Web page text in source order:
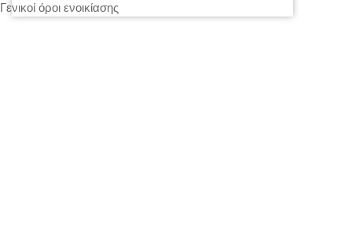
Γενικοί όροι ενοικίασης